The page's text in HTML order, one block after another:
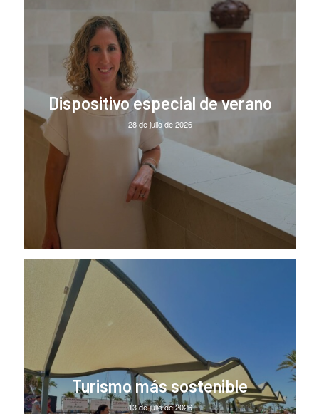
Dispositivo especial de verano
28 de julio de 2026
Turismo más sostenible
13 de julio de 2026